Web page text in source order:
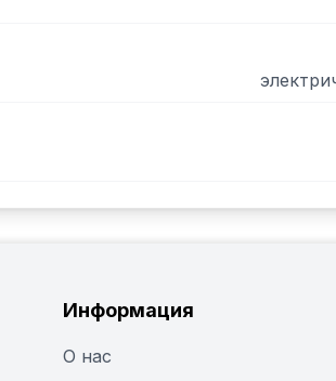
Информация
О нас